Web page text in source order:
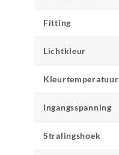
Fitting
Lichtkleur
Kleurtemperatuur
Ingangsspanning
Stralingshoek